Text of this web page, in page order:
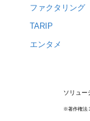
ファクタリング
TARIP
エンタメ
ソリュー
※著作権法